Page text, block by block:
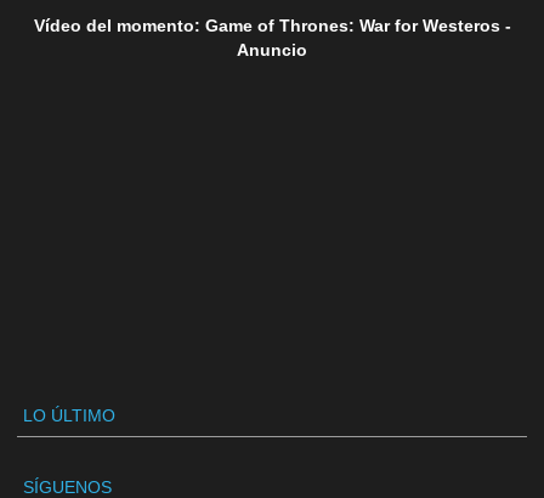
Vídeo del momento: Game of Thrones: War for Westeros -
Anuncio
LO ÚLTIMO
SÍGUENOS